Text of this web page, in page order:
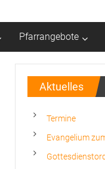
Pfarrangebote
Aktuelles
Termine
Evangelium